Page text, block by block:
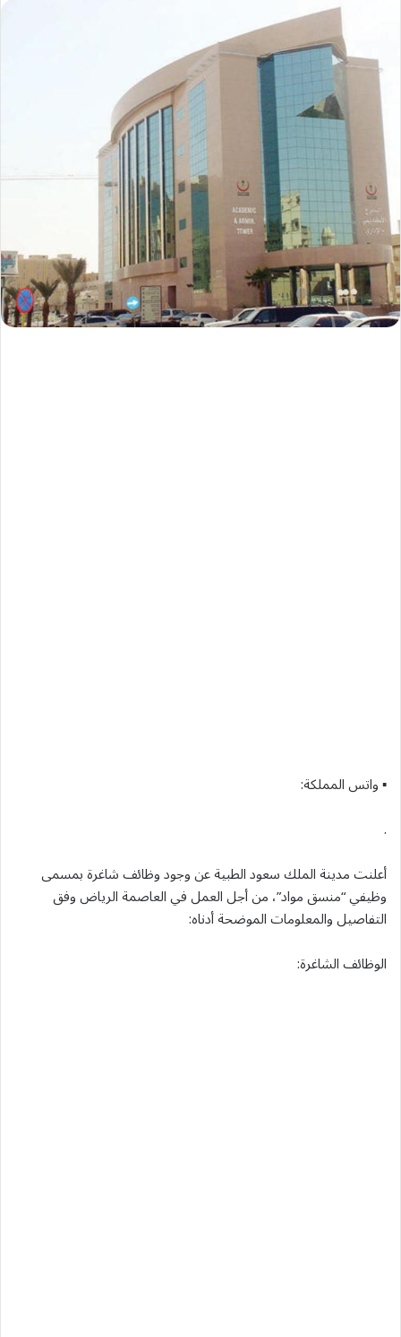
▪︎ واتس المملكة:
.
أعلنت مدينة الملك سعود الطبية عن وجود وظائف شاغرة بمسمى
وظيفي “منسق مواد”، من أجل العمل في العاصمة الرياض وفق
التفاصيل والمعلومات الموضحة أدناه:
الوظائف الشاغرة: